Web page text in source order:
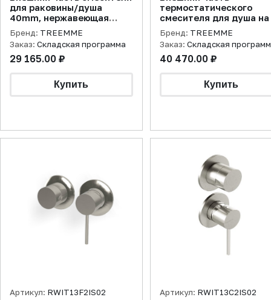
для раковины/душа
40mm, нержавеющая
сталь брашированная
Бренд: TREEMME
Заказ: Складская программа
29 165.00 ₽
термостатического
смесителя для душа на
потребителя,
нержавеющая сталь
брашированная
Бренд: TREEMME
Заказ: Складская
40 470.00 ₽
Артикул: RWIT13F2IS02 Артикул: RWIT13C2IS02